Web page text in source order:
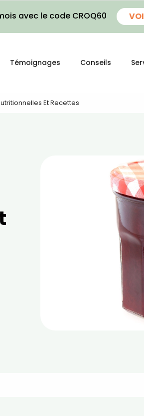
avec le code CROQ60
Témoignages Conseils
Et Recettes